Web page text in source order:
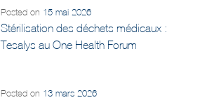
Posted on 15 mai 2026
Stérilisation des déchets médicaux :
Tesalys au One Health Forum
Posted on 13 mars 2026